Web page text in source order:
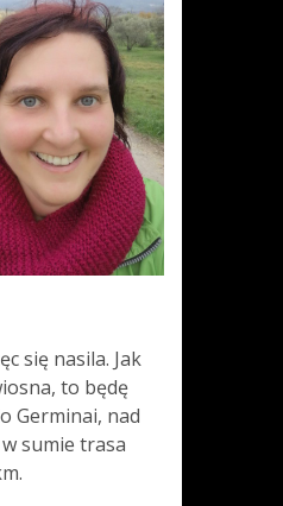
się nasila. Jak
to będę
Germinai, nad
sumie trasa